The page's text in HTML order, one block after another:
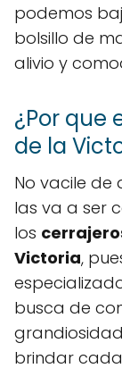
podemos
bolsillo de
alivio y
¿Por que
de la
No vacile de
las va a ser
los
Victoria,
busca de
brindar